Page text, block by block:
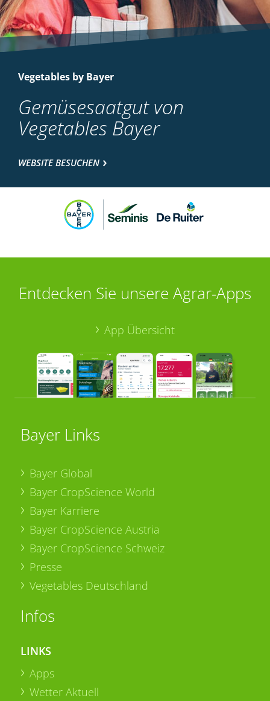
Vegetables by Bayer
Gemüsesaatgut von
Vegetables Bayer
WEBSITE BESUCHEN
Entdecken Sie unsere Agrar-Apps
App Übersicht
Bayer Links
Bayer Global
Bayer CropScience World
Bayer Karriere
Bayer CropScience Austria
Bayer CropScience Schweiz
Presse
Vegetables Deutschland
Infos
LINKS
Apps
Wetter Aktuell